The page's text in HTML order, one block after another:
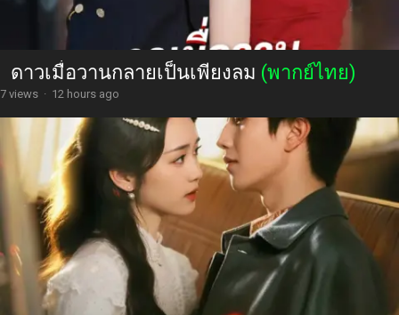
ดาวเมื่อวานกลายเป็นเพียงลม (พากย์ไทย)
7 views · 12 hours ago